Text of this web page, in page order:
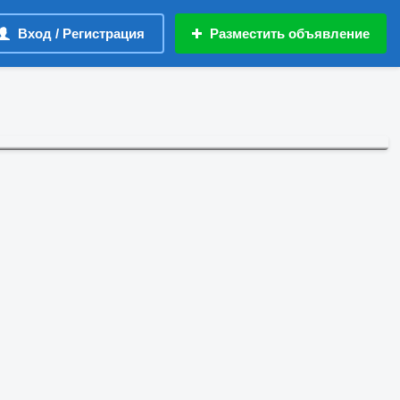
Вход / Регистрация Разместить объявление